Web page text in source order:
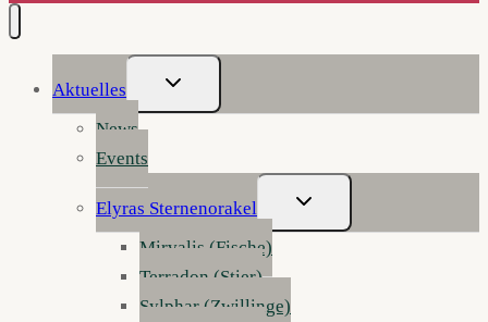
Aktuelles
Untermenü
Umschalten
News
Events
Elyras Sternenorakel
Untermenü
Umschalten
Mirvalis (Fische)
Terradon (Stier)
Sylphar (Zwillinge)